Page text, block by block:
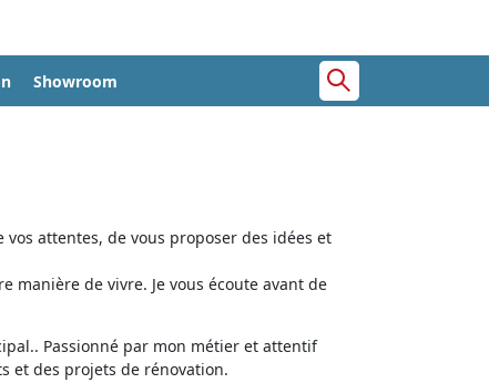
Showroom
attentes, de vous proposer des idées et
manière de vivre. Je vous écoute avant de
Passionné par mon métier et attentif
et des projets de rénovation.